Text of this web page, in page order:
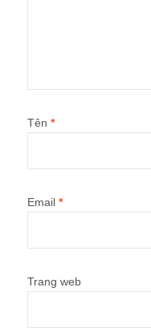
Tên *
Email *
Trang web